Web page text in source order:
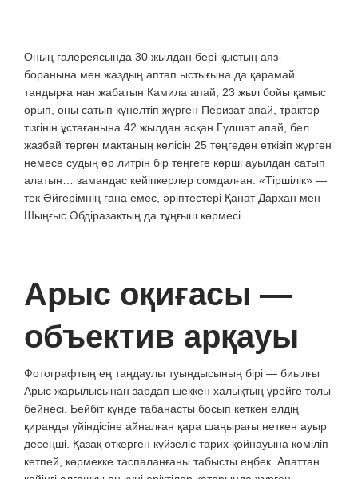
Оның галереясында 30 жылдан бері қыстың аяз-
боранына мен жаздың аптап ыстығына да қарамай
тандырға нан жабатын Камила апай, 23 жыл бойы қамыс
орып, оны сатып күнелтіп жүрген Перизат апай, трактор
тізгінін ұстағанына 42 жылдан асқан Гүлшат апай, бел
жазбай терген мақтаның келісін 25 теңгеден өткізіп жүрген
немесе судың әр литрін бір теңгеге көрші ауылдан сатып
алатын… замандас кейіпкерлер сомдалған. «Тіршілік» —
тек Әйгерімнің ғана емес, әріптестері Қанат Дархан мен
Шыңғыс Әбдіразақтың да тұңғыш көрмесі.
Арыс оқиғасы —
объектив арқауы
Фотографтың ең таңдаулы туындысының бірі — биылғы
Арыс жарылысынан зардап шеккен халықтың үрейге толы
бейнесі. Бейбіт күнде табанасты босып кеткен елдің
қиранды үйіндісіне айналған қара шаңырағы неткен ауыр
десеңші. Қазақ өткерген күйзеліс тарих қойнауына көміліп
кетпей, көрмекке таспаланғаны табысты еңбек. Апаттан